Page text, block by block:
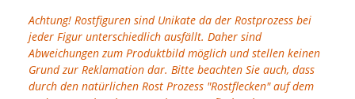
Achtung! Rostfiguren sind Unikate da der Rostprozess bei
jeder Figur unterschiedlich ausfällt. Daher sind
Abweichungen zum Produktbild möglich und stellen keinen
Grund zur Reklamation dar. Bitte beachten Sie auch, dass
durch den natürlichen Rost Prozess "Rostflecken" auf dem